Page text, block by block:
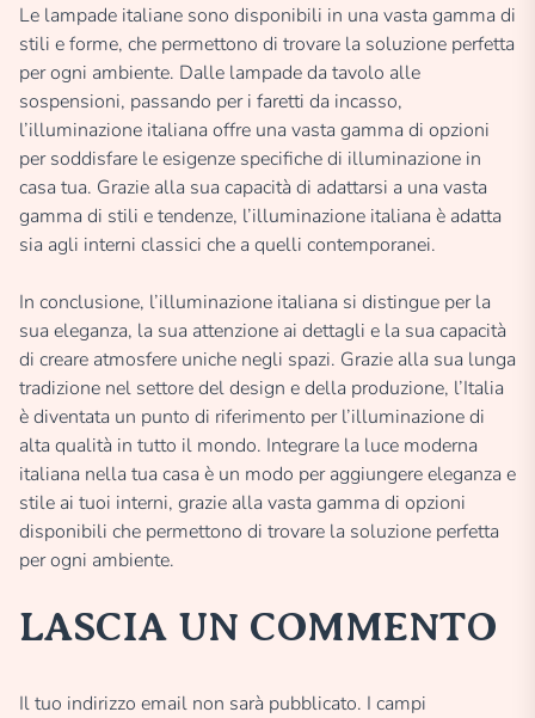
Le lampade italiane sono disponibili in una vasta gamma di
stili e forme, che permettono di trovare la soluzione perfetta
per ogni ambiente. Dalle lampade da tavolo alle
sospensioni, passando per i faretti da incasso,
l’illuminazione italiana offre una vasta gamma di opzioni
per soddisfare le esigenze specifiche di illuminazione in
casa tua. Grazie alla sua capacità di adattarsi a una vasta
gamma di stili e tendenze, l’illuminazione italiana è adatta
sia agli interni classici che a quelli contemporanei.
In conclusione, l’illuminazione italiana si distingue per la
sua eleganza, la sua attenzione ai dettagli e la sua capacità
di creare atmosfere uniche negli spazi. Grazie alla sua lunga
tradizione nel settore del design e della produzione, l’Italia
è diventata un punto di riferimento per l’illuminazione di
alta qualità in tutto il mondo. Integrare la luce moderna
italiana nella tua casa è un modo per aggiungere eleganza e
stile ai tuoi interni, grazie alla vasta gamma di opzioni
disponibili che permettono di trovare la soluzione perfetta
per ogni ambiente.
LASCIA UN COMMENTO
Il tuo indirizzo email non sarà pubblicato. I campi